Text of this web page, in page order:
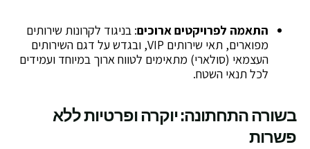
התאמה לפרויקטים ארוכים: בניגוד לקרונות שירותים
מפוארים, תאי שירותים VIP, ובגדש על דגם השירותים
העצמאי (סולארי) מתאימים לטווח ארוך במיוחד ועמידים
לכל תנאי השטח.
בשורה התחתונה: יוקרה ופרטיות ללא
פשרות